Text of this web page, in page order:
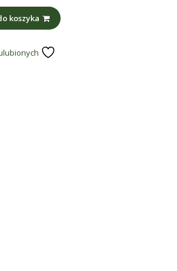
koszyka